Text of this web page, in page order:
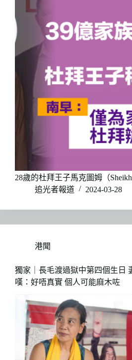
28歲的杜拜王子馬克圖姆（
追光者報道
2024-03-28
港聞
獨家｜長毛渡過獄中第四個生日
嘆：好唔真實 個人可能麻木咗